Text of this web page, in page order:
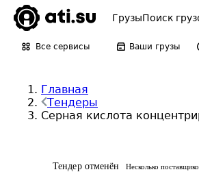
ГрузыПоиск
Все сервисы Ваши грузы
Главная
Тендеры
Серная кислота
Тендер отменён Несколько